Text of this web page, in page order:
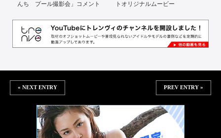
んち プール撮影会」コメント
トオリジナルムービー
« NEXT ENTRY PREV ENTRY »